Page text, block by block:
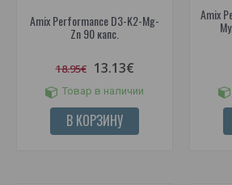
Amix Performance D3-K2-Mg-
Zn 90 капс.
18.95€ 13.13€
Товар в наличии
В КОРЗИНУ
Amix